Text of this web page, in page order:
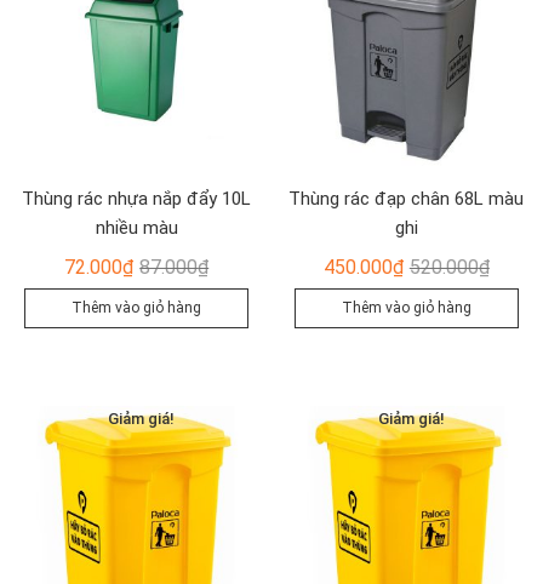
Thùng rác nhựa nắp đẩy 10L
nhiều màu
87.000₫Giá
gốc
là:
72.000₫
Giá
hiện
tại
Thêm vào giỏ hàng
Thùng rác đạp chân 68L màu
ghi
520.000₫Giá
gốc
là:
450.000₫
Giá
hiện
tại
Thêm vào giỏ hàng
Giảm giá! Giảm giá!